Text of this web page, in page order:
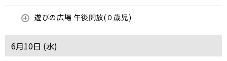
遊びの広場 午後開放(０歳児)
6月10日 (水)